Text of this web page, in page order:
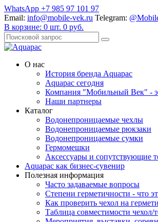
WhatsApp +7 985 97 101 97
Email: info@mobile-vek.ru Telegram:
В корзине: 0 шт. 0 руб.
О нас
История бренда Aquapac
Aquapac cегодня
Компания "Мобильный Век" -
Наши партнеры
Каталог
Водонепроницаемые чехлы
Водонепроницаемые рюкзаки
Водонепроницаемые сумки
Гермомешки
Аксессуары и сопутствующие
Aquapac как бизнес-сувенир
Полезная информация
Часто задаваемые вопросы
Степени герметичности - что
Как проверить чехол на
Таблица совместимости чехол/